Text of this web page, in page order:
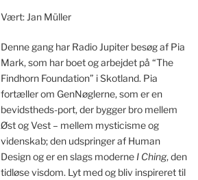
Vært: Jan Müller
Denne gang har Radio Jupiter besøg af Pia
Mark, som har boet og arbejdet på “The
Findhorn Foundation” i Skotland. Pia
fortæller om GenNøglerne, som er en
bevidstheds-port, der bygger bro mellem
Øst og Vest – mellem mysticisme og
videnskab; den udspringer af Human
Design og er en slags moderne I Ching, den
tidløse visdom. Lyt med og bliv inspireret til